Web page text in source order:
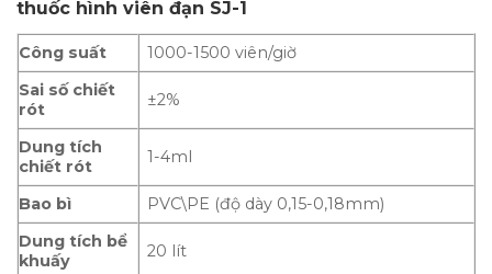
thuốc hình viên đạn SJ-1
Công suất
1000-1500 viên/giờ
Sai số chiết
rót
±2%
Dung tích
chiết rót
1-4ml
Bao bì
PVC\PE (độ dày 0,15-0,18mm)
Dung tích bể
khuấy
20 lít